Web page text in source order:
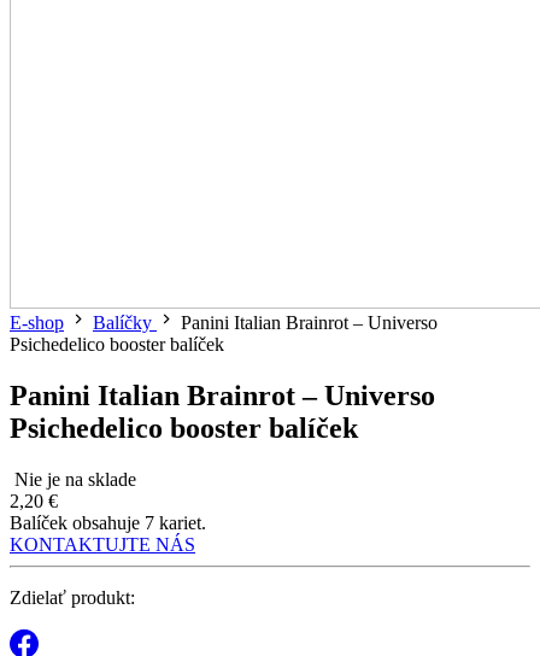
E-shop Balíčky
Panini Italian Brainrot – Universo
Psichedelico booster balíček
Panini Italian Brainrot – Universo
Psichedelico booster balíček
Nie je na sklade
2,20 €
Balíček obsahuje 7 kariet.
KONTAKTUJTE NÁS
Zdielať produkt: